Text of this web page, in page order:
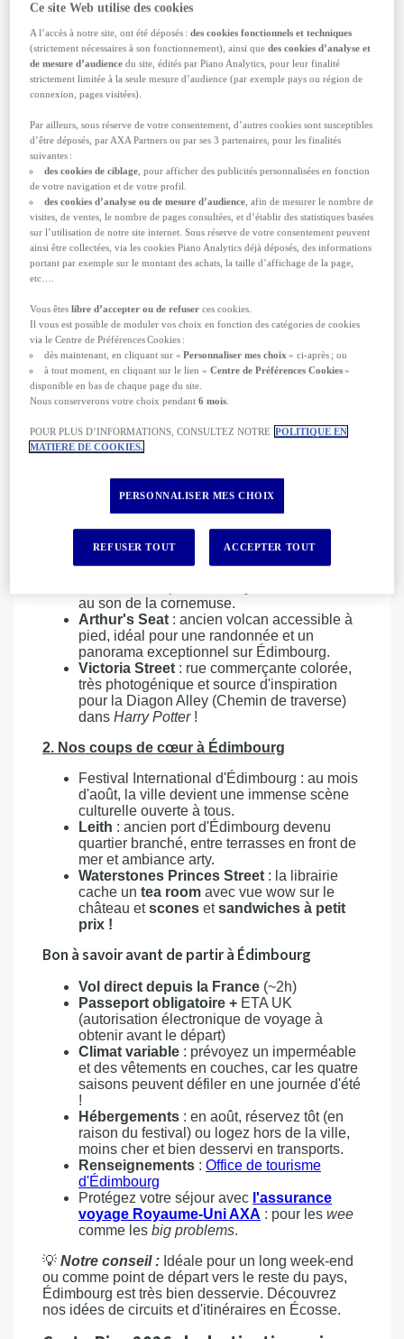
Élue «Meilleure ville européenne
3ème au niveau mondial, selonTime Out.
Aucun quartier en particulier à éviter,
présence policière rassurante :vigilance
normale suffisante.
Centre facile à parcourir à pied
Ville touristique bien organiséeaux
infrastructures adaptées
⚠️ Pensez à regarder du bon côté avant de
traverser : la circulation se fait à gauche !
Pourquoi on s'y sent ailleurs ?
Architecture médiévale: bâtiments de grès
changeante qui façonnent l'ambiance
Culture locale affirmée: traditions bien
ancrées et pubs emblématiques partout en
ville
Accueil chaleureux et cetaccent
écossaisreconnaissable entre mille ; celui
de Trainspotting ou d' Outlander
Que faire à Édimbourg ? Visites incontournables
et Coups de cœur
1. Les incontournables
les célèbres joyaux de la Couronne.
Royal Mile: grande artère historique reliant
au son de la cornemuse.
Arthur's Seat : ancien volcan accessible à
pied, idéal pour une randonnée et un
panorama exceptionnel sur Édimbourg.
Victoria Street : rue commerçante colorée,
très photogénique et source d'inspiration
pour la Diagon Alley (Chemin de traverse)
dans Harry Potter!
2. Nos coups de cœur à Édimbourg
Festival International d'Édimbourg : au mois
d'août, la ville devient une immense scène
culturelle ouverte à tous.
Leith : ancien port d'Édimbourg devenu
quartier branché, entre terrasses en front de
mer et ambiance arty.
Waterstones Princes Street : la librairie
cache un tea room avec vue wow sur le
château etscones etsandwiches à petit
prix !
Bon à savoir avant de partir à Édimbourg
Vol direct depuis la France (~2h)
Passeport obligatoire + ETA UK
(autorisation électronique de voyage à
obtenir avant le départ)
Climat variable : prévoyez un imperméable
et des vêtements en couches, car les quatre
saisons peuvent défiler en une journée d'été
!
Hébergements : en août, réservez tôt (en
raison du festival) ou logez hors de la ville,
moins cher et bien desservi en transports.
Renseignements : Office de tourisme
d'Édimbourg
Protégez votre séjour avec l'assurance
voyage Royaume-Uni AXA : pour les wee
comme les big problems.
💡 Notre conseil : Idéale pour un long week-end
ou comme point de départ vers le reste du pays,
Édimbourg est très bien desservie. Découvrez
nos idées de circuits et d'itinéraires en Écosse.
Ce site Web utilise des cookies
A l’accès à notre site, ont été déposés :des cookies fonctionnels et techniques
(strictement nécessaires à son fonctionnement), ainsi quedes cookies d’analyse et
de mesure d’audience du site, édités par Piano Analytics, pour leur finalité
strictement limitée à la seule mesure d’audience (par exemple pays ou région de
connexion, pages visitées).
Par ailleurs, sous réserve de votre consentement, d’autres cookies sont susceptibles
d’être déposés, par AXA Partners ou par ses 3 partenaires, pour les finalités
suivantes :
des cookies de ciblage, pour afficher des publicités personnalisées en fonction
de votre navigation et de votre profil.
des cookies d’analyse ou de mesure d’audience, afin de mesurer le nombre de
visites, de ventes, le nombre de pages consultées, et d’établir des statistiques basées
sur l’utilisation de notre site internet. Sous réserve de votre consentement peuvent
ainsi être collectées, via les cookies Piano Analytics déjà déposés, des informations
portant par exemple sur le montant des achats, la taille d’affichage de la page,
etc….
Vous êteslibre d’accepter ou de refuser ces cookies.
Il vous est possible de moduler vos choix en fonction des catégories de cookies
via le Centre de Préférences Cookies :
dès maintenant, en cliquant sur « Personnaliser mes choix » ci-après ; ou
à tout moment, en cliquant sur le lien « Centre de Préférences Cookies »
disponible en bas de chaque page du site.
Nous conserverons votre choix pendant6 mois.
POUR PLUS D’INFORMATIONS, CONSULTEZ NOTRE POLITIQUE EN
MATIERE DE COOKIES.
PERSONNALISER MES CHOIX
REFUSER TOUT ACCEPTER TOUT